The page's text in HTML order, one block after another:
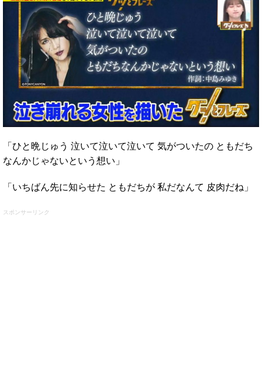
「ひと晩じゅう 泣いて泣いて泣いて 気がついたの ともだち
なんかじゃないという想い」
「いちばん先に知らせた ともだちが 私だなんて 皮肉だね」
スポンサーリンク